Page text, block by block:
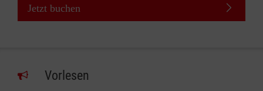
Jetzt buchen
Vorlesen